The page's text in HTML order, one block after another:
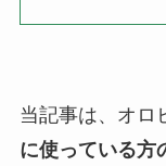
当記事は、オロ
に使っている方